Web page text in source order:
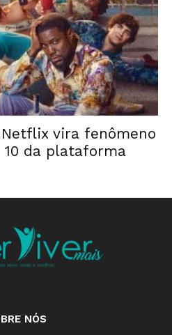
vira fenômeno
10 da plataforma
NÓS